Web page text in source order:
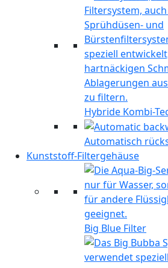
Hybride Kombi-
Automatisch
Kunststoff-Filtergehäuse
Big Blue Filter